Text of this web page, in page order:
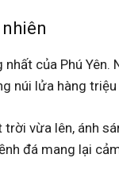
của Phú Yên.
núi lửa hàng
vừa lên, ánh
đá mang lại